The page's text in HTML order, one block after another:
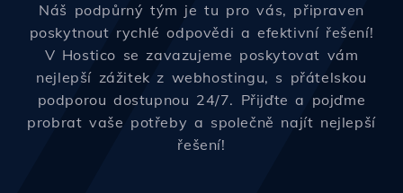
Náš podpůrný tým je tu pro vás, připraven
poskytnout rychlé odpovědi a efektivní řešení!
V Hostico se zavazujeme poskytovat vám
nejlepší zážitek z webhostingu, s přátelskou
podporou dostupnou 24/7. Přijďte a pojďme
probrat vaše potřeby a společně najít nejlepší
řešení!